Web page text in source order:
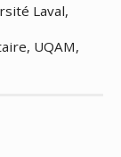
Laval,
UQAM,